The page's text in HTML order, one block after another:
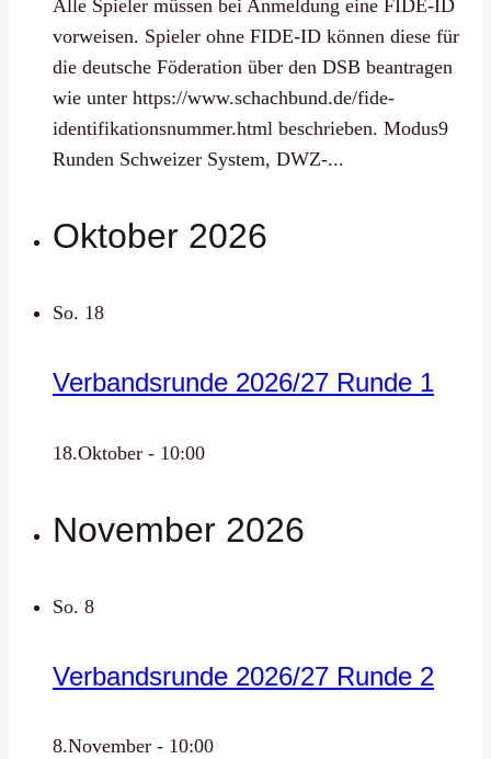
Alle Spieler müssen bei Anmeldung eine FIDE-ID
vorweisen. Spieler ohne FIDE-ID können diese für
die deutsche Föderation über den DSB beantragen
wie unter https://www.schachbund.de/fide-
identifikationsnummer.html beschrieben. Modus9
Runden Schweizer System, DWZ-...
Oktober 2026
So. 18
Verbandsrunde 2026/27 Runde 1
18.Oktober - 10:00
November 2026
So. 8
Verbandsrunde 2026/27 Runde 2
8.November - 10:00